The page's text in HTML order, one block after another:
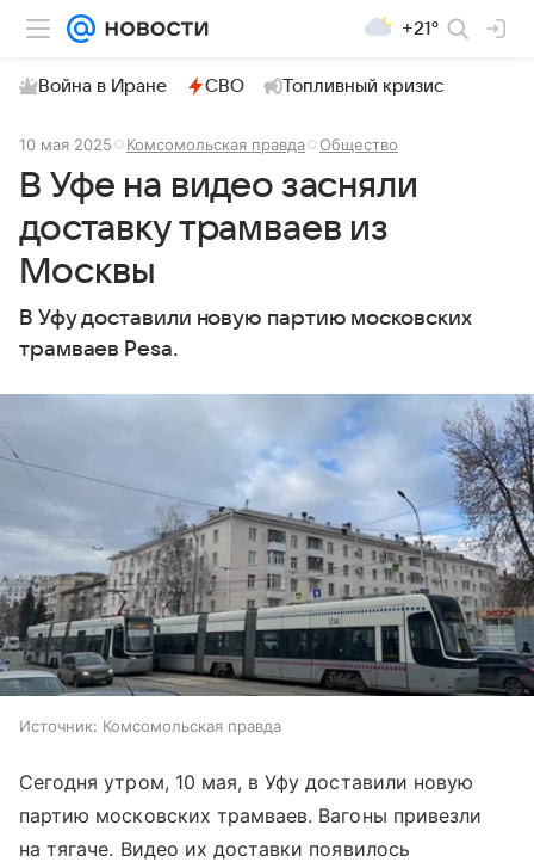
+21°
Война в Иране СВО Топливный кризис
10 мая 2025 Комсомольская правда Общество
В Уфе на видео засняли
доставку трамваев из
Москвы
В Уфу доставили новую партию московских
трамваев Pesa.
Источник: Комсомольская правда
Сегодня утром, 10 мая, в Уфу доставили новую
партию московских трамваев. Вагоны привезли
на тягаче. Видео их доставки появилось